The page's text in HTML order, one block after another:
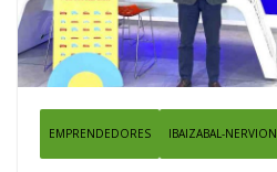
EMPRENDEDORES IBAIZABAL-NERVION